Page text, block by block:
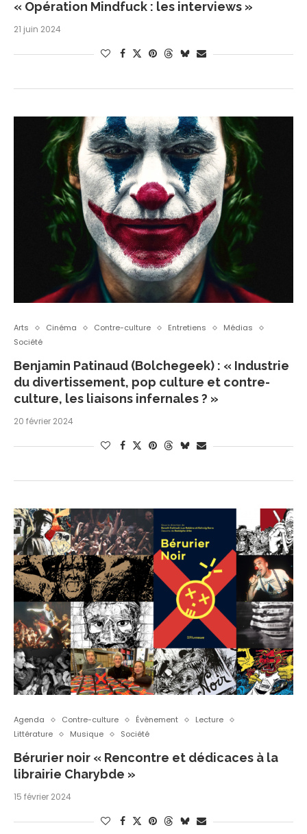
« Opération Mindfuck : les interviews »
21 juin 2024
Arts Cinéma Contre-culture Entretiens
Médias
Société
Benjamin Patinaud (Bolchegeek) : « Industrie
du divertissement, pop culture et contre-
culture, les liaisons infernales ? »
20 février 2024
Agenda Contre-culture Évènement
Lecture
Littérature
Musique Société
Bérurier noir « Rencontre et dédicaces à la
librairie Charybde »
15 février 2024